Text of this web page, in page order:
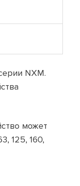
NXM.
может
125, 160,